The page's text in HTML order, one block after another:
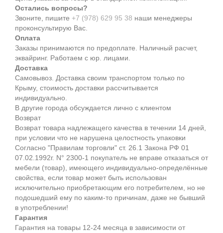
Остались вопросы?
Звоните, пишите +7 (978) 629 95 38 наши менеджеры
проконсультирую Вас.
Оплата
Заказы принимаются по предоплате. Наличный расчет,
эквайринг. Работаем с юр. лицами.
Доставка
Самовывоз. Доставка своим транспортом только по
Крыму, стоимость доставки рассчитывается
индивидуально.
В другие города обсуждается лично с клиентом
Возврат
Возврат товара надлежащего качества в течении 14 дней,
при условии что не нарушена целостность упаковки
Согласно "Правилам торговли" ст. 26.1 Закона РФ 01
07.02.1992г. N° 2300-1 покупатель не вправе отказаться от
мебели (товар), имеющего индивидуально-определённые
свойства, если товар может быть использован
исключительно приобретающим его потребителем, но не
подошедший eмy по каким-то причинам, даже не бывший
в употреблении!
Гарантия
Гарантия на товары 12-24 месяца в зависимости от